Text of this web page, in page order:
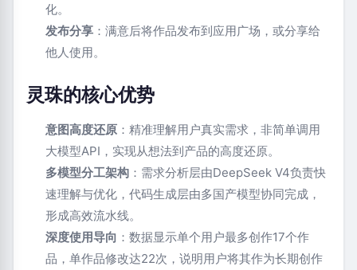
化。
发布分享 ：满意后将作品发布到应用广场，或分享给
他人使用。
灵珠的核心优势
意图高度还原 ：精准理解用户真实需求，非简单调用
大模型API，实现从想法到产品的高度还原。
多模型分工架构 ：需求分析层由DeepSeek V4负责快
速理解与优化，代码生成层由多国产模型协同完成，
形成高效流水线。
深度使用导向 ：数据显示单个用户最多创作17个作
品，单作品修改达22次，说明用户将其作为长期创作